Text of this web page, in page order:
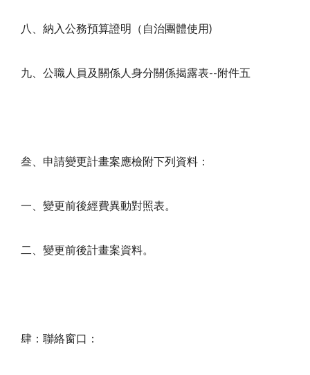
八、納入公務預算證明（自治團體使用)
九、公職人員及關係人身分關係揭露表--附件五
叁、申請變更計畫案應檢附下列資料：
一、變更前後經費異動對照表。
二、變更前後計畫案資料。
肆：聯絡窗口：